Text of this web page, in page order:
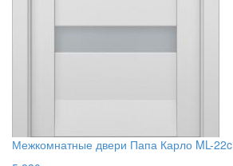
Межкомнатные двери Папа Карло ML-22c